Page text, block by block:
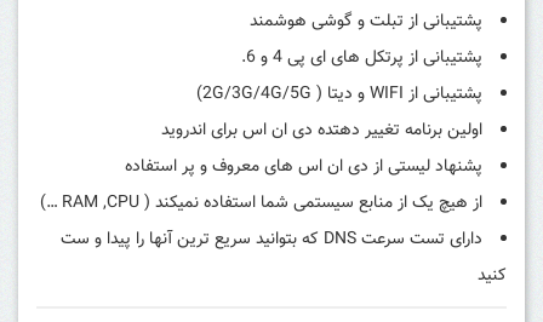
پشتیبانی از تبلت و گوشی هوشمند
پشتیبانی از پرتکل های ای پی 4 و 6.
پشتیبانی از WIFI و دیتا (
2G/3G/4G/5G)
اولین برنامه تغییر دهتده دی ان اس برای اندروید
پشنهاد لیستی از دی ان اس های معروف و پر استفاده
از هیچ یک از منابع سیستمی شما استفاده نمیکند ( RAM ,CPU …)
دارای تست سرعت DNS که بتوانید سریع ترین آنها را پیدا و ست
کنید